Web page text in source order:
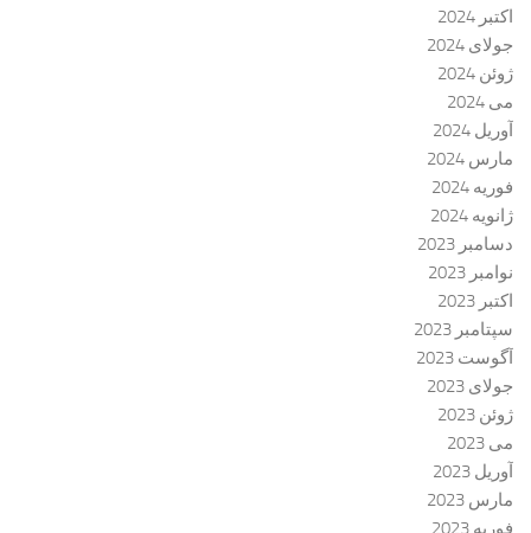
اکتبر 2024
جولای 2024
ژوئن 2024
می 2024
آوریل 2024
مارس 2024
فوریه 2024
ژانویه 2024
دسامبر 2023
نوامبر 2023
اکتبر 2023
سپتامبر 2023
آگوست 2023
جولای 2023
ژوئن 2023
می 2023
آوریل 2023
مارس 2023
فوریه 2023